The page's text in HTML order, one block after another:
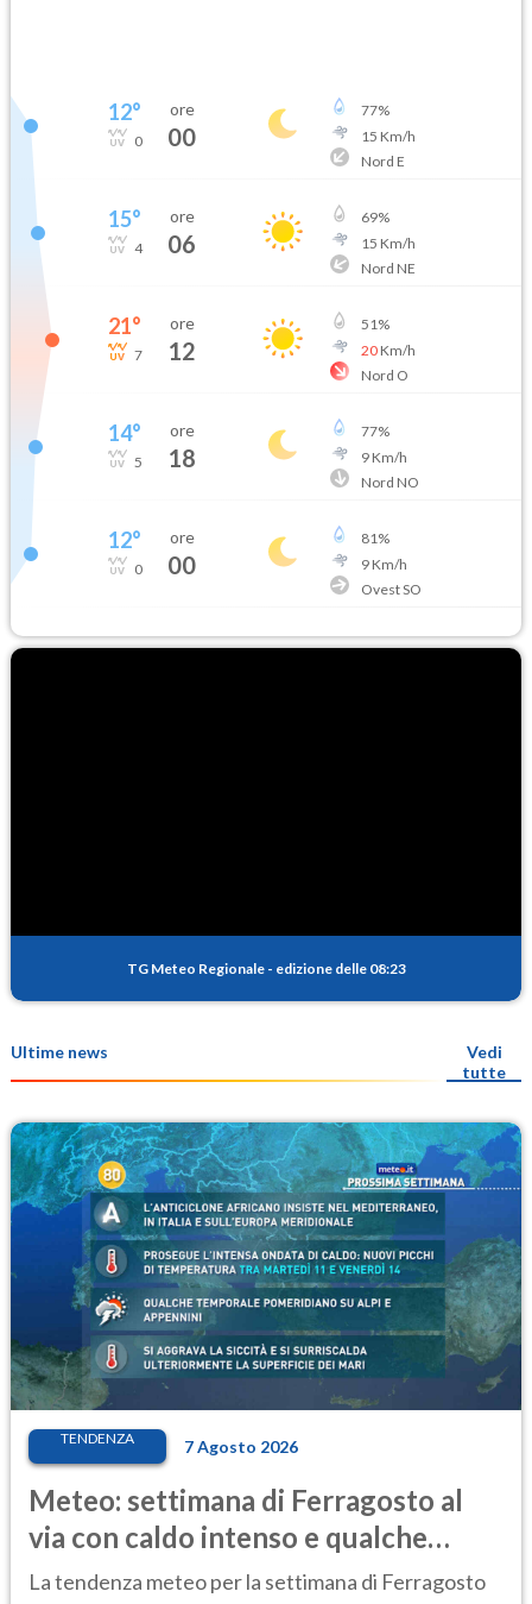
12°
0
ore
00
77%
15 Km/h
Nord E
15°
4
ore
06
69%
15 Km/h
Nord NE
21°
7
ore
12
51%
20Km/h
Nord O
14°
5
ore
18
77%
9Km/h
Nord NO
12°
0
ore
00
81%
9Km/h
Ovest SO
TG Meteo Regionale - edizione delle 08:23
Ultime news
Vedi
tutte
TENDENZA 7 Agosto 2026
Meteo: settimana di Ferragosto al
via con caldo intenso e qualche
temporale
La tendenza meteo per la settimana di Ferragosto